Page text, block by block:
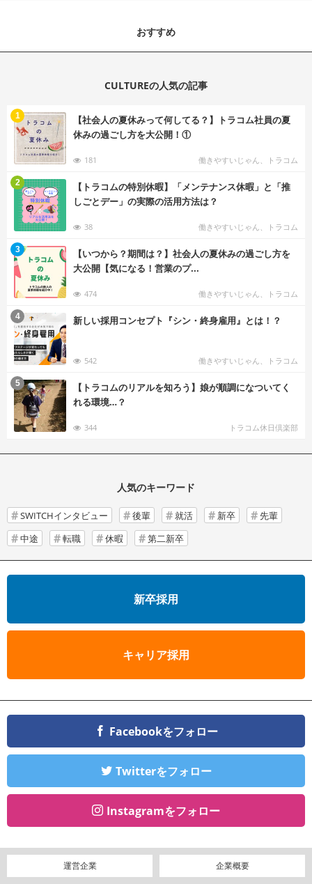
おすすめ
CULTUREの人気の記事
【社会人の夏休みって何してる？】トラコム社員の夏
休みの過ごし方を大公開！①
181 働きやすいじゃん、トラコム
1
【トラコムの特別休暇】「メンテナンス休暇」と「推
しごとデー」の実際の活用方法は？
38 働きやすいじゃん、トラコム
2
【いつから？期間は？】社会人の夏休みの過ごし方を
大公開【気になる！営業のプ...
474 働きやすいじゃん、トラコム
3
新しい採用コンセプト『シン・終身雇用』とは！？
542 働きやすいじゃん、トラコム
4
【トラコムのリアルを知ろう】娘が順調になついてく
れる環境…？
344 トラコム休日倶楽部
5
人気のキーワード
SWITCHインタビュー 後輩 就活 新卒
先輩
中途
転職 休暇 第二新卒
新卒採用
キャリア採用
Facebookをフォロー
Twitterをフォロー
Instagramをフォロー
運営企業 企業概要